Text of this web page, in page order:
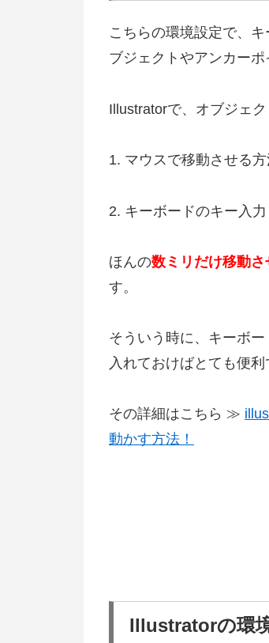
こちらの環境設定で、
ブジェクトやアンカーポ
Illustratorで、オブジェ
1. マウスで移動させる
2. キーボードのキー入
ほんの数ミリだけ移動
す。
そういう時に、キーボ
入れておけばとても便利
その詳細はこちら ≫
動かす方法！
Illustratorの環